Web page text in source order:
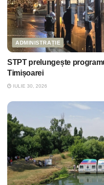
ADMINISTRAȚIE
STPT prelungește
Timișoarei
IULIE 30, 2026